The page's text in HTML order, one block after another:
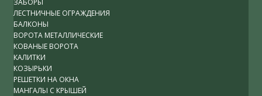
ЛЕСТНИЧНЫЕ ОГРАЖДЕНИЯ
БАЛКОНЫ
ВОРОТА МЕТАЛЛИЧЕСКИЕ
КОВАНЫЕ ВОРОТА
КАЛИТКИ
КОЗЫРЬКИ
РЕШЕТКИ НА ОКНА
МАНГАЛЫ С КРЫШЕЙ